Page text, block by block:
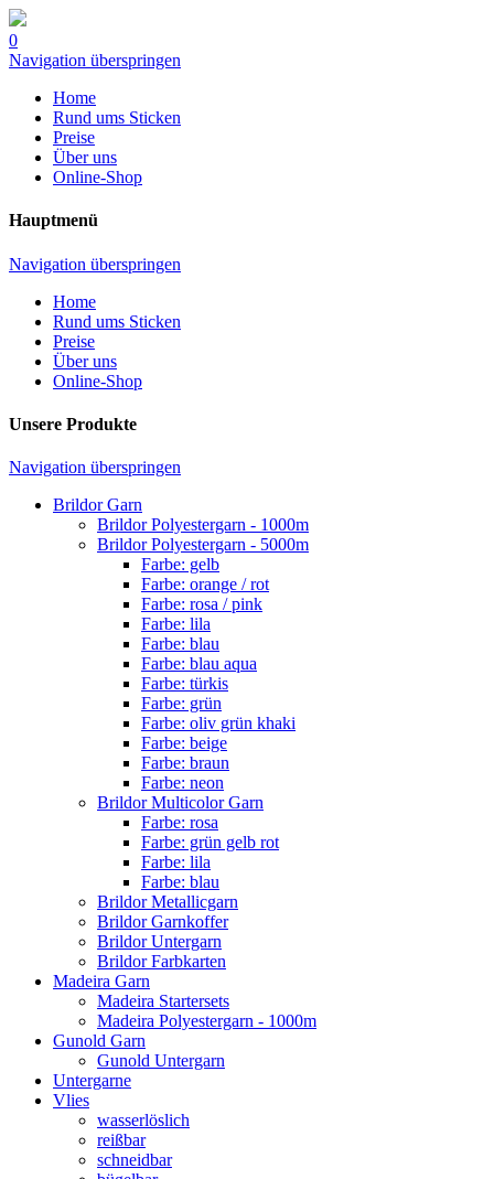
0
Navigation überspringen
Home
Rund ums Sticken
Preise
Über uns
Online-Shop
Hauptmenü
Navigation überspringen
Home
Rund ums Sticken
Preise
Über uns
Online-Shop
Unsere Produkte
Navigation überspringen
Brildor Garn
Brildor Polyestergarn - 1000m
Brildor Polyestergarn - 5000m
Farbe: gelb
Farbe: orange / rot
Farbe: rosa / pink
Farbe: lila
Farbe: blau
Farbe: blau aqua
Farbe: türkis
Farbe: grün
Farbe: oliv grün khaki
Farbe: beige
Farbe: braun
Farbe: neon
Brildor Multicolor Garn
Farbe: rosa
Farbe: grün gelb rot
Farbe: lila
Farbe: blau
Brildor Metallicgarn
Brildor Garnkoffer
Brildor Untergarn
Brildor Farbkarten
Madeira Garn
Madeira Startersets
Madeira Polyestergarn - 1000m
Gunold Garn
Gunold Untergarn
Untergarne
Vlies
wasserlöslich
reißbar
schneidbar